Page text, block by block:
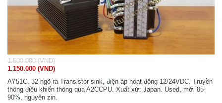
1.500.000 (VND)
1.150.000 (VND)
AY51C. 32 ngõ ra Transistor sink, điện áp hoạt động 12/24VDC. Truyền
thông điều khiển thông qua A2CCPU. Xuất xứ: Japan. Used, mới 85-
90%, nguyên zin.